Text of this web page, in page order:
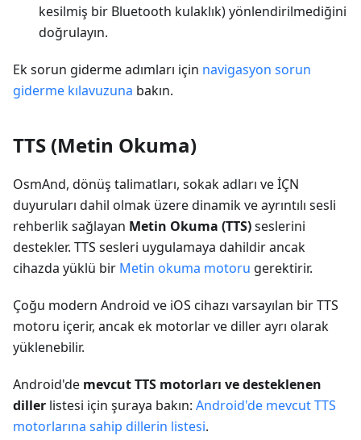
kesilmiş bir Bluetooth kulaklık) yönlendirilmediğini
doğrulayın.
Ek sorun giderme adımları için navigasyon sorun
giderme kılavuzuna bakın.
TTS (Metin Okuma)
OsmAnd, dönüş talimatları, sokak adları ve İÇN
duyuruları dahil olmak üzere dinamik ve ayrıntılı sesli
rehberlik sağlayan Metin Okuma (TTS)seslerini
destekler. TTS sesleri uygulamaya dahildir ancak
cihazda yüklü bir Metin okuma motoru gerektirir.
Çoğu modern Android ve iOS cihazı varsayılan bir TTS
motoru içerir, ancak ek motorlar ve diller ayrı olarak
yüklenebilir.
Android'de mevcut TTS motorları ve desteklenen
diller listesi için şuraya bakın: Android'de mevcut TTS
motorlarına sahip dillerin listesi.